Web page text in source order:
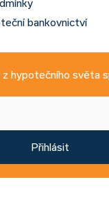
bankovnictví
hypotečního světa
Přihlásit